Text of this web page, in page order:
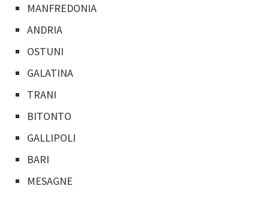
MANFREDONIA
ANDRIA
OSTUNI
GALATINA
TRANI
BITONTO
GALLIPOLI
BARI
MESAGNE